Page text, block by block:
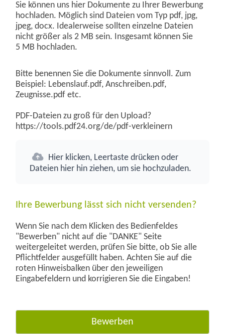
Sie können uns hier Dokumente zu Ihrer Bewerbung
hochladen. Möglich sind Dateien vom Typ pdf, jpg,
jpeg, docx. Idealerweise sollten einzelne Dateien
nicht größer als 2 MB sein. Insgesamt können Sie
5 MB hochladen.
Bitte benennen Sie die Dokumente sinnvoll. Zum
Beispiel: Lebenslauf.pdf, Anschreiben.pdf,
Zeugnisse.pdf etc.
PDF-Dateien zu groß für den Upload?
https://tools.pdf24.org/de/pdf-verkleinern
Hier klicken, Leertaste drücken oder
Dateien hier hin ziehen, um sie hochzuladen.
Ihre Bewerbung lässt sich nicht versenden?
Wenn Sie nach dem Klicken des Bedienfeldes
"Bewerben" nicht auf die "DANKE" Seite
weitergeleitet werden, prüfen Sie bitte, ob Sie alle
Pflichtfelder ausgefüllt haben. Achten Sie auf die
roten Hinweisbalken über den jeweiligen
Eingabefeldern und korrigieren Sie die Eingaben!